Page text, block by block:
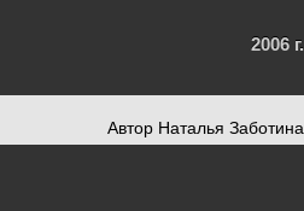
2006 г.
Автор Наталья Заботина